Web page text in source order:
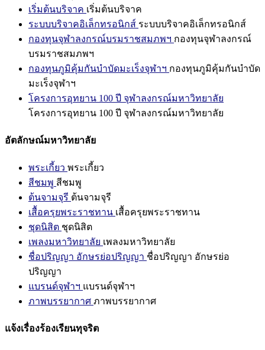
เริ่มต้นบริจาค เริ่มต้นบริจาค
ระบบบริจาคอิเล็กทรอนิกส์ ระบบบริจาคอิเล็กทรอนิกส์
กองทุนจุฬาลงกรณ์บรมราชสมภพฯ กองทุนจุฬาลงกรณ์
บรมราชสมภพฯ
กองทุนภูมิคุ้มกันบำบัดมะเร็งจุฬาฯ กองทุนภูมิคุ้มกันบำบัด
มะเร็งจุฬาฯ
โครงการอุทยาน 100 ปี จุฬาลงกรณ์มหาวิทยาลัย
โครงการอุทยาน 100 ปี จุฬาลงกรณ์มหาวิทยาลัย
อัตลักษณ์มหาวิทยาลัย
พระเกี้ยว พระเกี้ยว
สีชมพู สีชมพู
ต้นจามจุรี ต้นจามจุรี
เสื้อครุยพระราชทาน เสื้อครุยพระราชทาน
ชุดนิสิต ชุดนิสิต
เพลงมหาวิทยาลัย เพลงมหาวิทยาลัย
ชื่อปริญญา อักษรย่อปริญญา ชื่อปริญญา อักษรย่อ
ปริญญา
แบรนด์จุฬาฯ แบรนด์จุฬาฯ
ภาพบรรยากาศ ภาพบรรยากาศ
แจ้งเรื่องร้องเรียนทุจริต